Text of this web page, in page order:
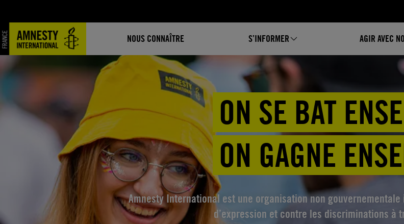
NOUS CONNAÎTRE S’INFORMER AGIR AVEC
contenu
ON SE BAT
ON GAGNE
Amnesty International est une organisation non
d’expression et contre les discriminations à